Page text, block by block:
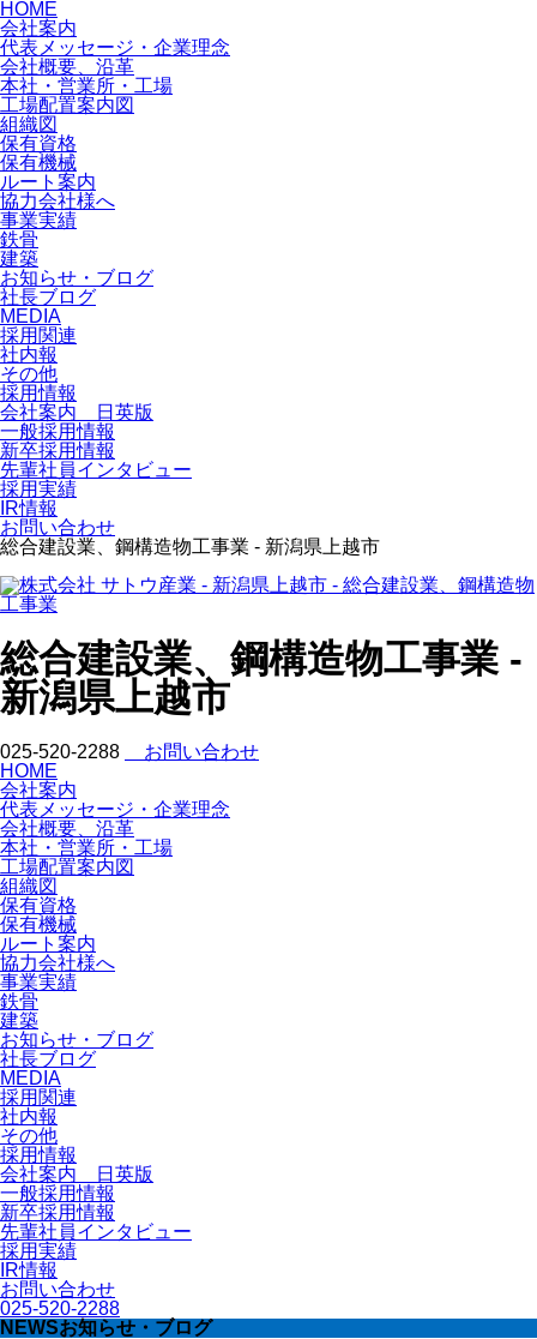
HOME
会社案内
代表メッセージ・企業理念
会社概要、沿革
本社・営業所・工場
工場配置案内図
組織図
保有資格
保有機械
ルート案内
協力会社様へ
事業実績
鉄骨
建築
お知らせ・ブログ
社長ブログ
MEDIA
採用関連
社内報
その他
採用情報
会社案内 日英版
一般採用情報
新卒採用情報
先輩社員インタビュー
採用実績
IR情報
お問い合わせ
総合建設業、鋼構造物工事業 - 新潟県上越市
総合建設業、鋼構造物工事業 -
新潟県上越市
025-520-2288
お問い合わせ
HOME
会社案内
代表メッセージ・企業理念
会社概要、沿革
本社・営業所・工場
工場配置案内図
組織図
保有資格
保有機械
ルート案内
協力会社様へ
事業実績
鉄骨
建築
お知らせ・ブログ
社長ブログ
MEDIA
採用関連
社内報
その他
採用情報
会社案内 日英版
一般採用情報
新卒採用情報
先輩社員インタビュー
採用実績
IR情報
お問い合わせ
025-520-2288
NEWSお知らせ・ブログ